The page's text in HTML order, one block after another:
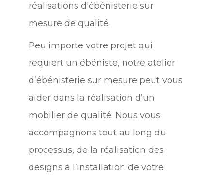
réalisations d'ébénisterie sur
mesure de qualité.
Peu importe votre projet qui
requiert un ébéniste, notre atelier
d’ébénisterie sur mesure peut vous
aider dans la réalisation d’un
mobilier de qualité. Nous vous
accompagnons tout au long du
processus, de la réalisation des
designs à l’installation de votre